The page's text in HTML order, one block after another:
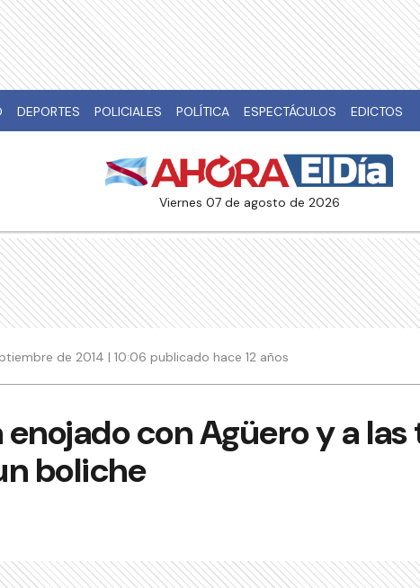
DEPORTES POLICIALES POLÍTICA ESPECTÁCULOS EDICTOS
viernes 07 de agosto de 2026
de 2014 | 10:06 publicado hace 12 años
con Agüero y a
boliche